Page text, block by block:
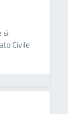
si
Civile